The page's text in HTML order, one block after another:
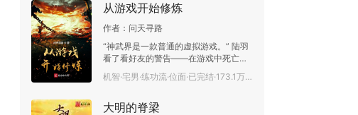
从游戏开始修炼
作者： 问天寻路
“神武界是一款普通的虚拟游戏。” 陆羽
看了看好友的警告——在游戏中死亡有
很大几率导致脑死亡，沉默无言。 “神
武界为玩家倾力打造一个真实的游戏世
最真实的体验。” 陆羽看了看不小心被
机智·宅男·练功流·位面·已完结·173.1万字
大明的脊梁